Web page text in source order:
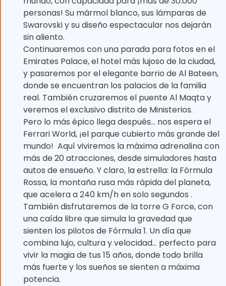
personas! Su mármol blanco, sus lámparas de
Swarovski y su diseño espectacular nos dejarán
sin aliento.
Continuaremos con una parada para fotos en el
Emirates Palace, el hotel más lujoso de la ciudad,
y pasaremos por el elegante barrio de Al Bateen,
donde se encuentran los palacios de la familia
real. También cruzaremos el puente Al Maqta y
veremos el exclusivo distrito de Ministerios.
Pero lo más épico llega después… nos espera el
Ferrari World, ¡el parque cubierto más grande del
mundo! ️ Aquí viviremos la máxima adrenalina con
más de 20 atracciones, desde simuladores hasta
autos de ensueño. Y claro, la estrella: la Fórmula
Rossa, la montaña rusa más rápida del planeta,
que acelera a 240 km/h en solo segundos .
También disfrutaremos de la torre G Force, con
una caída libre que simula la gravedad que
sienten los pilotos de Fórmula 1. Un día que
combina lujo, cultura y velocidad… perfecto para
vivir la magia de tus 15 años, donde todo brilla
más fuerte y los sueños se sienten a máxima
potencia.